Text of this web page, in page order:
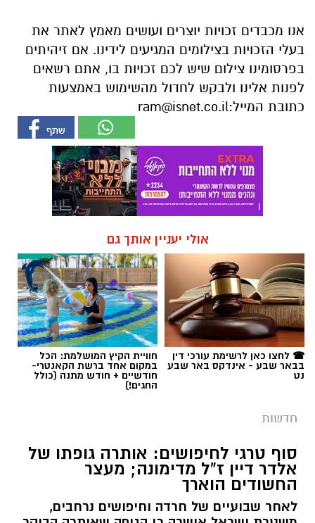
אנו מכבדים זכויות יוצרים ועושים מאמץ לאתר את
בעלי הזכויות בצילומים המגיעים לידינו. אם זיהיתים
בפרסומינו צילום שיש לכם זכויות בו, אתם רשאים
לפנות אלינו ולבקש לחדול מהשימוש באמצעות
כתובת המייל:ram@isnet.co.il
אולי יעניין אותך גם
☎ לחצו כאן לרשימת עורכי דין
בבאר שבע - אינדקס באר שבע
נט
חוויית הקיץ המושלמת: הכל
במקום אחד ברשת הקאנטרי-
חודשיים + חודש מתנה (כולל
החגים!)
חדשות
סוף טרגי לחיפושים: אותרה גופתו של
אלדר דיין ז"ל מדימונה; מעצר
החשודים הוארך
לאחר שבועיים של חרדה וחיפושים נרחבים,